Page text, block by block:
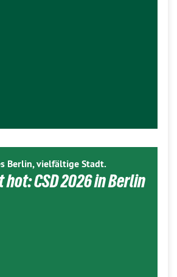
Berlin, vielfältige Stadt.
CSD 2026 in Berlin